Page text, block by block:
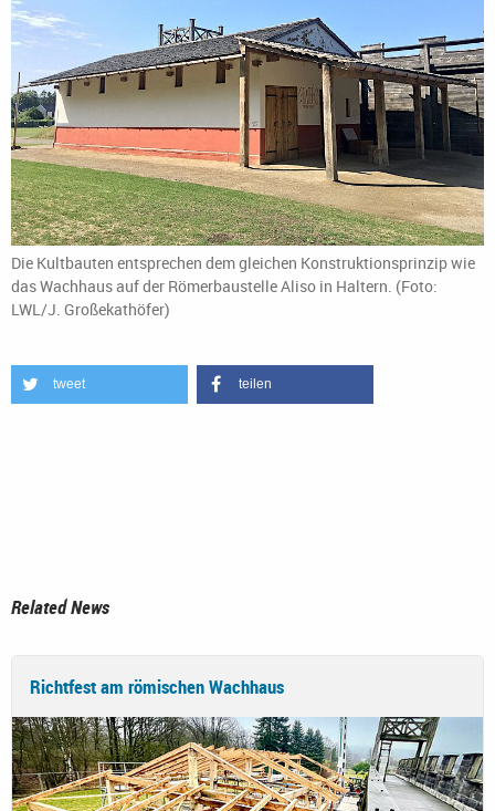
Die Kultbauten entsprechen dem gleichen Konstruktionsprinzip wie
das Wachhaus auf der Römerbaustelle Aliso in Haltern. (Foto:
LWL/J. Großekathöfer)
tweet teilen
Related News
Richtfest am römischen Wachhaus